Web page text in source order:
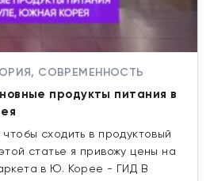
СОВРЕМЕННОСТЬ
продукты питания в
сходить в продуктовый
статье я привожу цены на
в Ю. Корее - ГИД В